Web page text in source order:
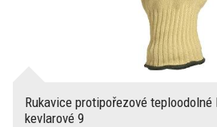
Rukavice protipořezové teploodolné
kevlarové 9